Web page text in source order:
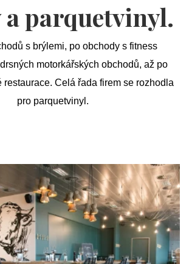
parquetvinyl.
s brýlemi, po obchody s fitness
motorkářských obchodů, až po
restaurace. Celá řada firem se rozhodla
pro parquetvinyl.